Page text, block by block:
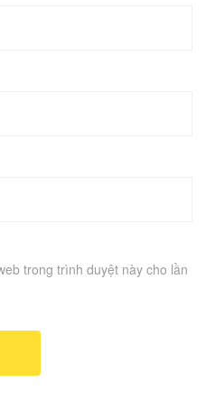
trong trình duyệt này cho lần